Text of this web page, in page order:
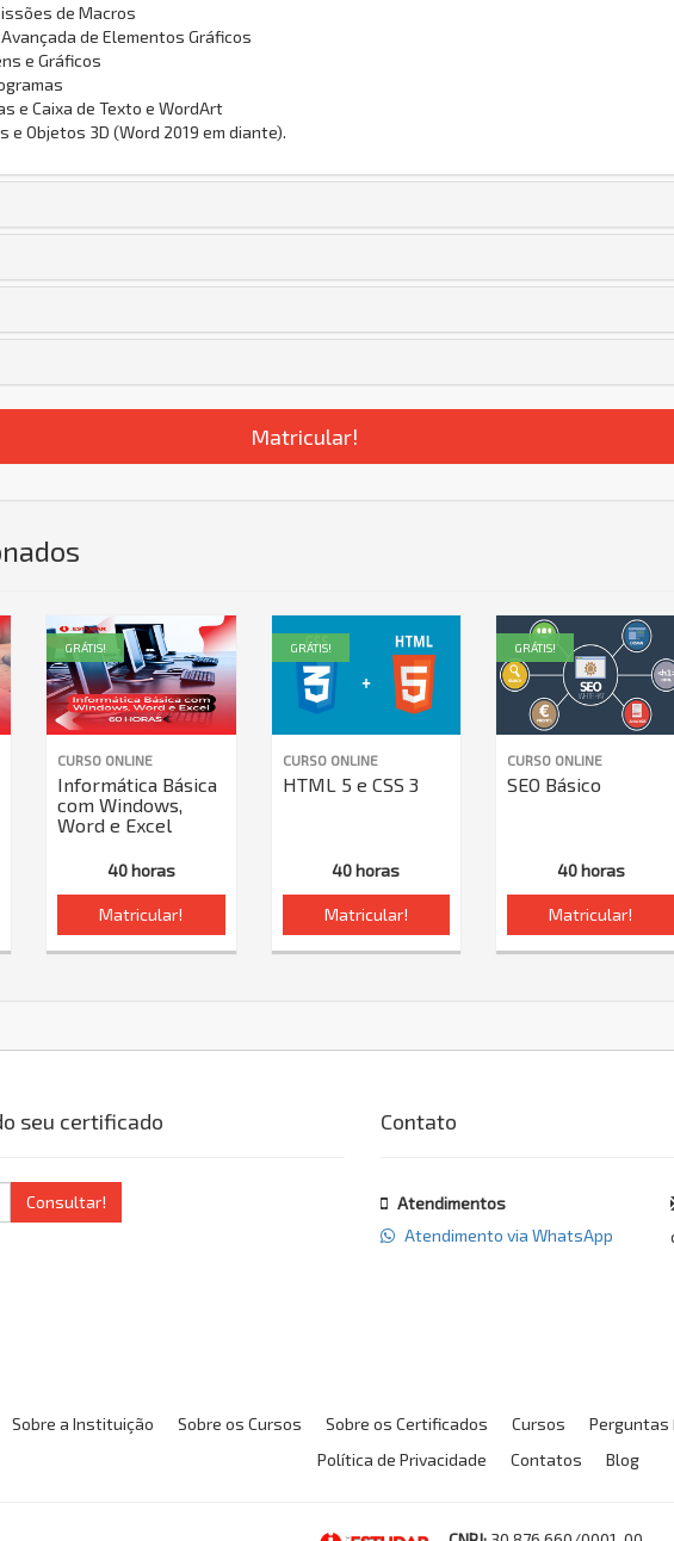
de Macros
de Elementos Gráficos
e Gráficos
e Caixa de Texto e WordArt
e Objetos 3D (Word 2019 em diante).
Matricular!
CURSO ONLINE
Informática Básica
com Windows,
Word e Excel
40 horas
Matricular!
GRÁTIS!
CURSO ONLINE
HTML 5 e CSS 3
40 horas
Matricular!
GRÁTIS!
CURSO ONLINE
SEO Básico
40 horas
Matricular!
GRÁTIS!
seu certificado
Consultar!
Contato
Atendimentos
Atendimento via WhatsApp
Sobre a Instituição Sobre os Cursos Sobre os Certificados Cursos Perguntas
Política de Privacidade
Contatos Blog